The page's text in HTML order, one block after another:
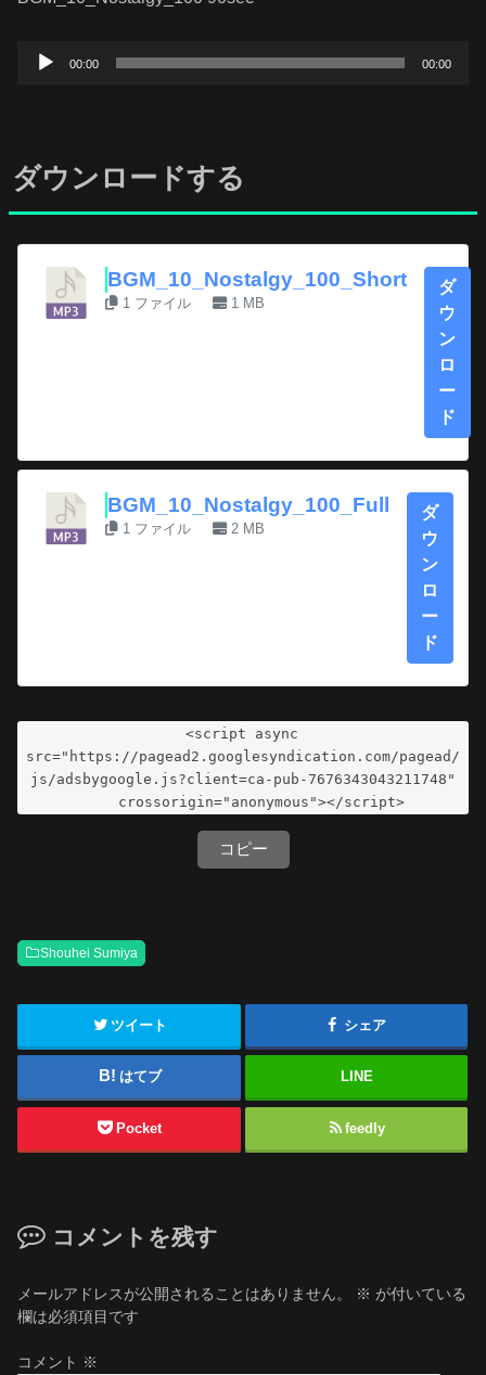
ヤ
ー
00:00 00:00
ダウンロードする
BGM_10_Nostalgy_100_Short
1 ファイル 1 MB
ダ
ウ
ン
ロ
ー
ド
BGM_10_Nostalgy_100_Full
1 ファイル 2 MB
ダ
ウ
ン
ロ
ー
ド
<script async
src="https://pagead2.googlesyndication.com/pagead/
js/adsbygoogle.js?client=ca-pub-7676343043211748"
     crossorigin="anonymous"></script>
コピー
Shouhei Sumiya
ツイート シェア
はてブ LINE
Pocket feedly
コメントを残す
メールアドレスが公開されることはありません。 ※ が付いている
欄は必須項目です
コメント ※